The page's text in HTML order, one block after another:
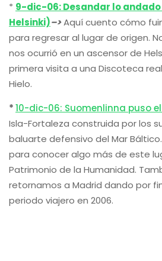
* 9-dic-06: Desandar lo
Helsinki)–>Aquí cuento cómo
para regresar al lugar de origen.
nos ocurrió en un ascensor de
primera visita a una Discoteca
Hielo.
*10-dic-06: Suomenlinna puso
Isla-Fortaleza construida por los
baluarte defensivo del Mar
para conocer algo más de este
Patrimonio de la Humanidad.
retornamos a Madrid dando por
periodo viajero en 2006.